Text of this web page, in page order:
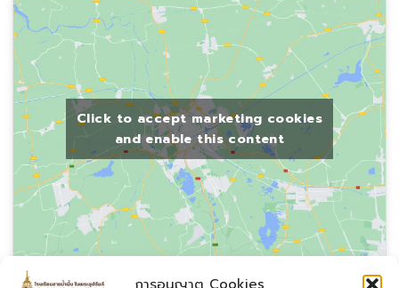
Click to accept marketing cookies
and enable this content